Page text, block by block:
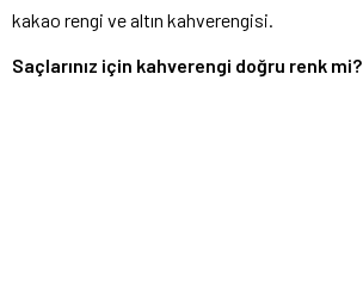
kakao rengi ve altın kahverengisi.
Saçlarınız için kahverengi doğru renk mi?